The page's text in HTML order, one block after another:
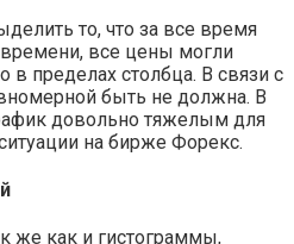
то, что за все время
все цены могли
в пределах столбца. В связи с
быть не должна. В
довольно тяжелым для
на бирже Форекс.
же как и гистограммы,